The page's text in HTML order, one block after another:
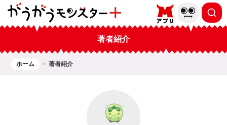
著者紹介
ホーム 著者紹介